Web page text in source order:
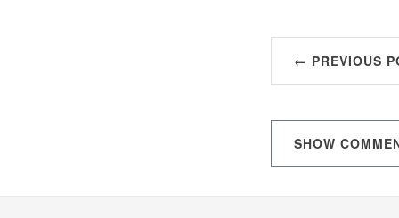
← PREVIOUS
SHOW